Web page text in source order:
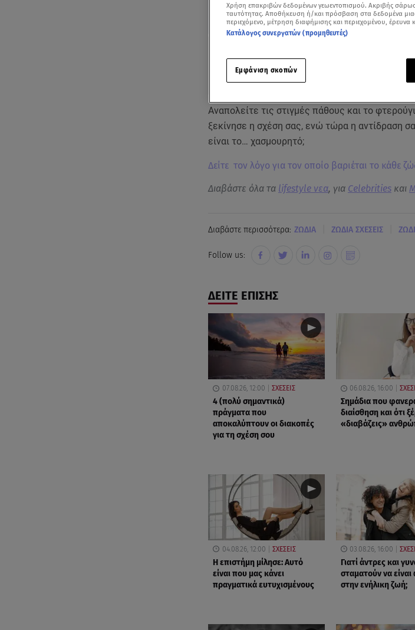
Add star.gr on
Αναπολείτε τις στιγμές πάθους και το
ξεκίνησε η σχέση σας, ενώ τώρα η αντίδραση
είναι το… χασμουρητό;
Δείτε τον λόγο για τον οποίο βαριέται το κάθε
Διαβάστε όλα τα lifestyle νεα, για Celebritiesκαι
Διαβάστε περισσότερα: ΖΩΔΙΑ ΖΩΔΙΑ ΣΧΕΣΕΙΣ
Follow us:
ΔΕΙΤΕ ΕΠΙΣΗΣ
07.08.26, 12:00 ΣΧΕΣΕΙΣ
4 (πολύ σημαντικά)
πράγματα που
αποκαλύπτουν οι διακοπές
για τη σχέση σου
06.08.26, 16:00
Σημάδια που
διαίσθηση και ότι
«διαβάζεις»
04.08.26, 12:00 ΣΧΕΣΕΙΣ
Η επιστήμη μίλησε: Αυτό
είναι που μας κάνει
πραγματικά ευτυχισμένους
03.08.26, 16:00
Γιατί άντρες και
σταματούν να είναι
στην ενήλικη ζωή;
Χρήση επακριβών δεδομένων γεωεντοπισμού. Ακριβής
ταυτότητας. Αποθήκευση ή/και πρόσβαση στα δεδομένα
περιεχόμενο, μέτρηση διαφήμισης και περιεχομένου, έρευνα
Κατάλογος συνεργατών (προμηθευτές)
Εμφάνιση σκοπών